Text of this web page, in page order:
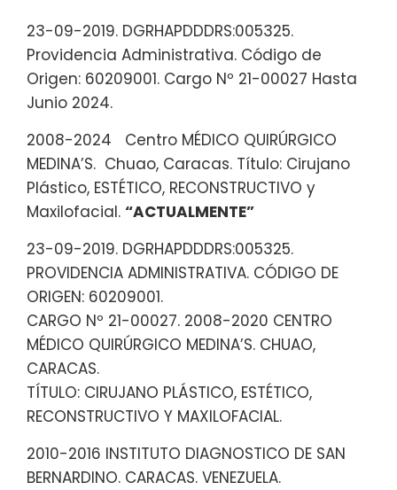
23-09-2019. DGRHAPDDDRS:005325.
Providencia Administrativa. Código de
Origen: 60209001. Cargo Nº 21-00027 Hasta
Junio 2024.
2008-2024 Centro MÉDICO QUIRÚRGICO
MEDINA’S. Chuao, Caracas. Título: Cirujano
Plástico, ESTÉTICO, RECONSTRUCTIVO y
Maxilofacial. “ACTUALMENTE”
23-09-2019. DGRHAPDDDRS:005325.
PROVIDENCIA ADMINISTRATIVA. CÓDIGO DE
ORIGEN: 60209001.
CARGO Nº 21-00027. 2008-2020 CENTRO
MÉDICO QUIRÚRGICO MEDINA’S. CHUAO,
CARACAS.
TÍTULO: CIRUJANO PLÁSTICO, ESTÉTICO,
RECONSTRUCTIVO Y MAXILOFACIAL.
2010-2016 INSTITUTO DIAGNOSTICO DE SAN
BERNARDINO. CARACAS. VENEZUELA.